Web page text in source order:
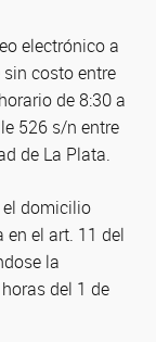
electrónico a
costo entre
de 8:30 a
526 s/n entre
de La Plata.
el domicilio
en el art. 11 del
la
del 1 de